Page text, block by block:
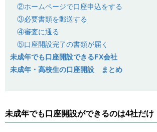
②ホームページで口座申込をする
③必要書類を郵送する
④審査に通る
⑤口座開設完了の書類が届く
未成年でも口座開設できるFX会社
未成年・高校生の口座開設 まとめ
未成年でも口座開設ができるのは4社だけ